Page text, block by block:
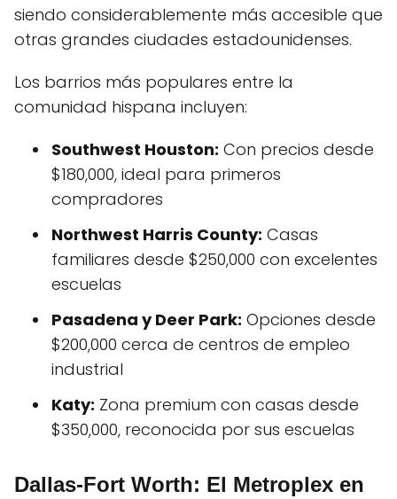
siendo considerablemente más accesible que
otras grandes ciudades estadounidenses.
Los barrios más populares entre la
comunidad hispana incluyen:
Southwest Houston: Con precios desde
$180,000, ideal para primeros
compradores
Northwest Harris County: Casas
familiares desde $250,000 con excelentes
escuelas
Pasadena y Deer Park: Opciones desde
$200,000 cerca de centros de empleo
industrial
Katy: Zona premium con casas desde
$350,000, reconocida por sus escuelas
Dallas-Fort Worth: El Metroplex en